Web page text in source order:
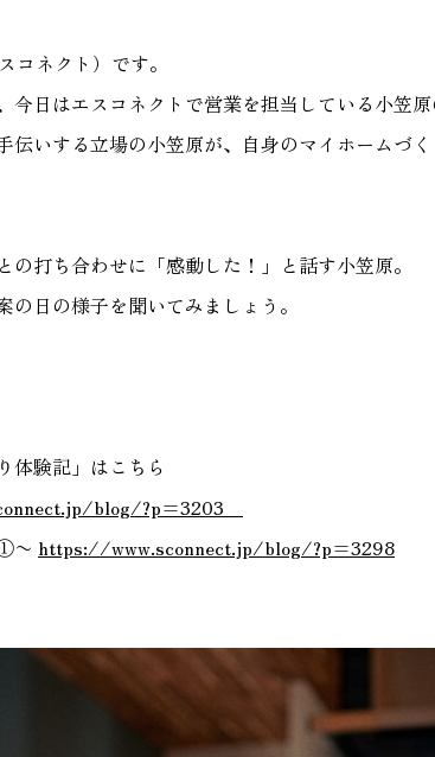
ACCESS MAP
アクセスマップ
コネクト）です。
今日はエスコネクトで営業を担当している小笠
伝いする立場の小笠原が、自身のマイホームづ
打ち合わせに「感動した！」と話す小笠原。
日の様子を聞いてみましょう。
験記」はこちら
blog/?p=3203
〜 https://www.sconnect.jp/blog/?p=3298